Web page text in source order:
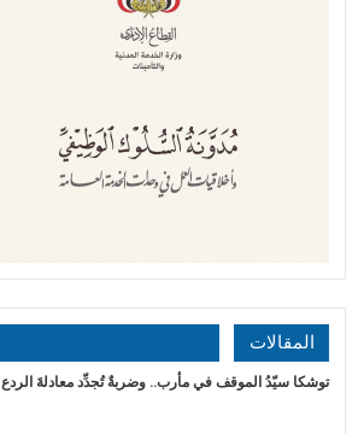
المقالات
توشكا سيّدُ الموقف في مأرب.. وضربةٌ تُجدِّد معادلةَ الردع